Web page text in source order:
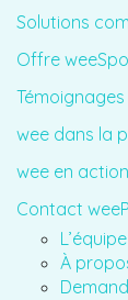
Solutions
Offre
wee dans la
wee en
Contact
À